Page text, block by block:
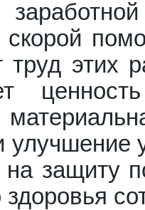
скорой
труд этих
улучшение
защиту